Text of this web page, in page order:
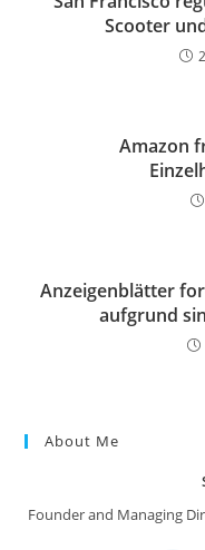
Scooter
Amazon
Anzeigenblätter
aufgrund
About Me
Founder and Managing